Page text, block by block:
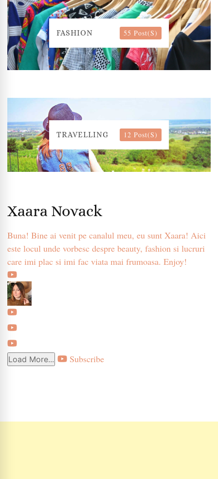
FASHION 55 Post(s)
TRAVELLING 12 Post(s)
Xaara Novack
Buna! Bine ai venit pe canalul meu, eu sunt Xaara! Aici
este locul unde vorbesc despre beauty, fashion si lucruri
care imi plac si imi fac viata mai frumoasa. Enjoy!
Load More... Subscribe